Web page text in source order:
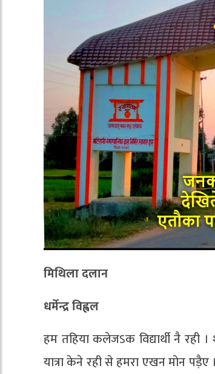
मिथिला दलान
धर्मेन्द्र विह्वल
हम तहिया कलेजऽक विद्यार्थी नै
यात्रा केने रही से हमरा एखन मोन